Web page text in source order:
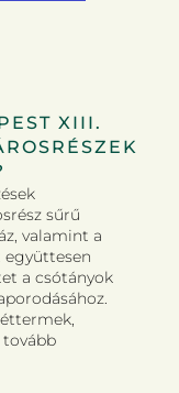
XIII.
sűrű
valamint a
együttesen
a csótányok
tovább